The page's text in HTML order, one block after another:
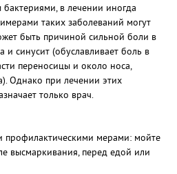
в лечении иногда
таких заболеваний могут
быть причиной сильной боли в
и синусит (обуславливает боль в
переносицы и около носа,
Однако при лечении этих
только врач.
профилактическими мерами: мойте
высмаркивания, перед едой или